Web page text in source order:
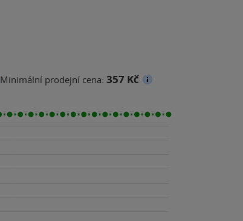
Minimální prodejní cena: 357 Kč